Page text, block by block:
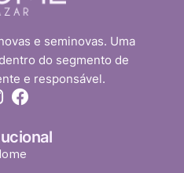
e seminovas. Uma
do segmento de
e responsável.